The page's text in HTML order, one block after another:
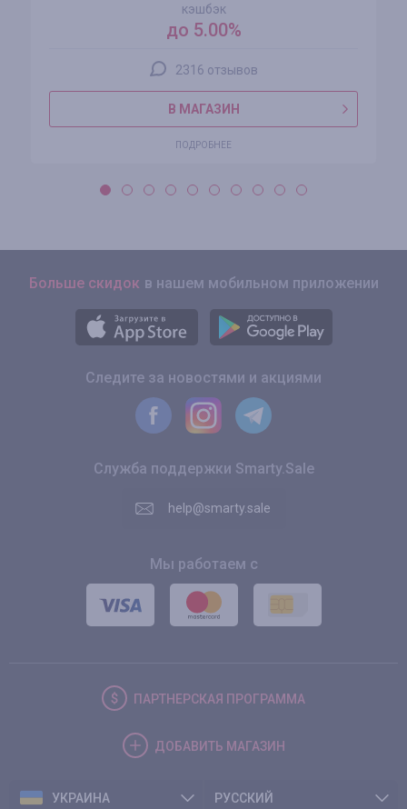
кэшбэк
до 5.00%
2316 отзывов
В МАГАЗИН
ПОДРОБНЕЕ
Больше скидок в нашем мобильном приложении
Следите за новостями и акциями
Служба поддержки Smarty.Sale
help@smarty.sale
Мы работаем с
ПАРТНЕРСКАЯ ПРОГРАММА
ДОБАВИТЬ МАГАЗИН
УКРАИНА РУССКИЙ